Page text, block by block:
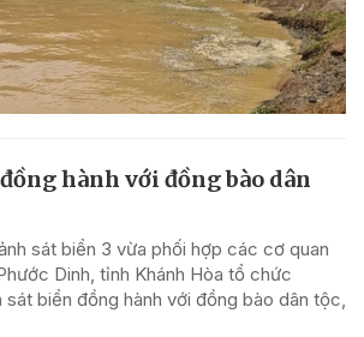
hành với đồng bào dân
sát biển 3 vừa phối hợp các cơ quan
Dinh, tỉnh Khánh Hòa tổ chức
sát biển đồng hành với đồng bào dân tộc,